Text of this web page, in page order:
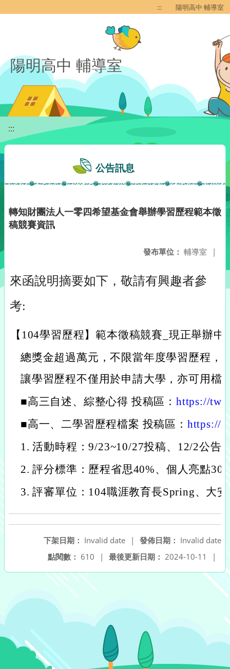
::: 陽明高中 輔導室
陽明高中 輔導室
:::
公告訊息
轉知財團法人一零四希望基金會舉辦學習歷程範本徵
稿競賽資訊
發布單位： 輔導室 |
來函說明摘要如下，敬請有興趣者參
考:
【104學習歷程】範本徵稿競賽_現正舉辦中
總獎金超過萬元，不限當年度學習歷程，
讓學習歷程不僅用於申請大學，亦可用檔
■高三自述、綜整心得 投稿區： https://
■高一、二學習歷程檔案 投稿區： https://
1. 活動時程：9/23~10/27投稿、12/2公告
2. 評分標準：歷程省思40%、個人亮點
3. 評審單位：104職涯教育長Spring、大
發佈日期： Invalid date
下架日期： Invalid date
|
最後更新日期： 2024-10-11 |
點閱數： 610 |